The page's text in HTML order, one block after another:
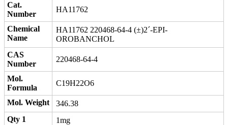
Cat.
Number
HA11762
Chemical
Name
HA11762 220468-64-4 (±)2´-EPI-
OROBANCHOL
CAS
Number
220468-64-4
Mol.
Formula
C19H22O6
Mol. Weight
346.38
Qty 1
1mg